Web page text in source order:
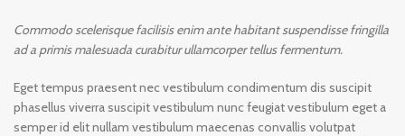
Commodo scelerisque facilisis enim ante habitant suspendisse fringilla
ad a primis malesuada curabitur ullamcorper tellus fermentum.
Eget tempus praesent nec vestibulum condimentum dis suscipit
phasellus viverra suscipit vestibulum nunc feugiat vestibulum eget a
semper id elit nullam vestibulum maecenas convallis volutpat